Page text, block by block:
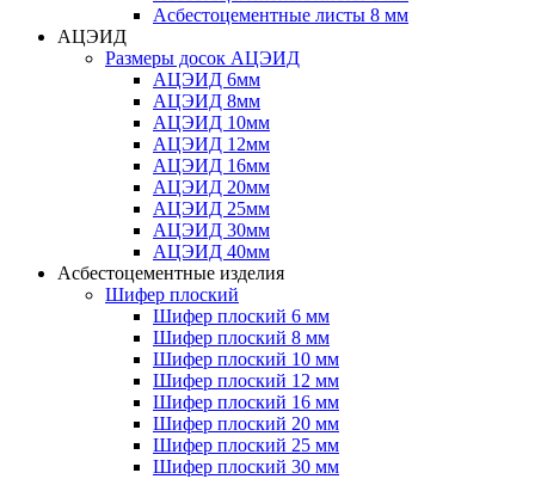
Асбестоцементные листы 8 мм
АЦЭИД
Размеры досок АЦЭИД
АЦЭИД 6мм
АЦЭИД 8мм
АЦЭИД 10мм
АЦЭИД 12мм
АЦЭИД 16мм
АЦЭИД 20мм
АЦЭИД 25мм
АЦЭИД 30мм
АЦЭИД 40мм
Асбестоцементные изделия
Шифер плоский
Шифер плоский 6 мм
Шифер плоский 8 мм
Шифер плоский 10 мм
Шифер плоский 12 мм
Шифер плоский 16 мм
Шифер плоский 20 мм
Шифер плоский 25 мм
Шифер плоский 30 мм